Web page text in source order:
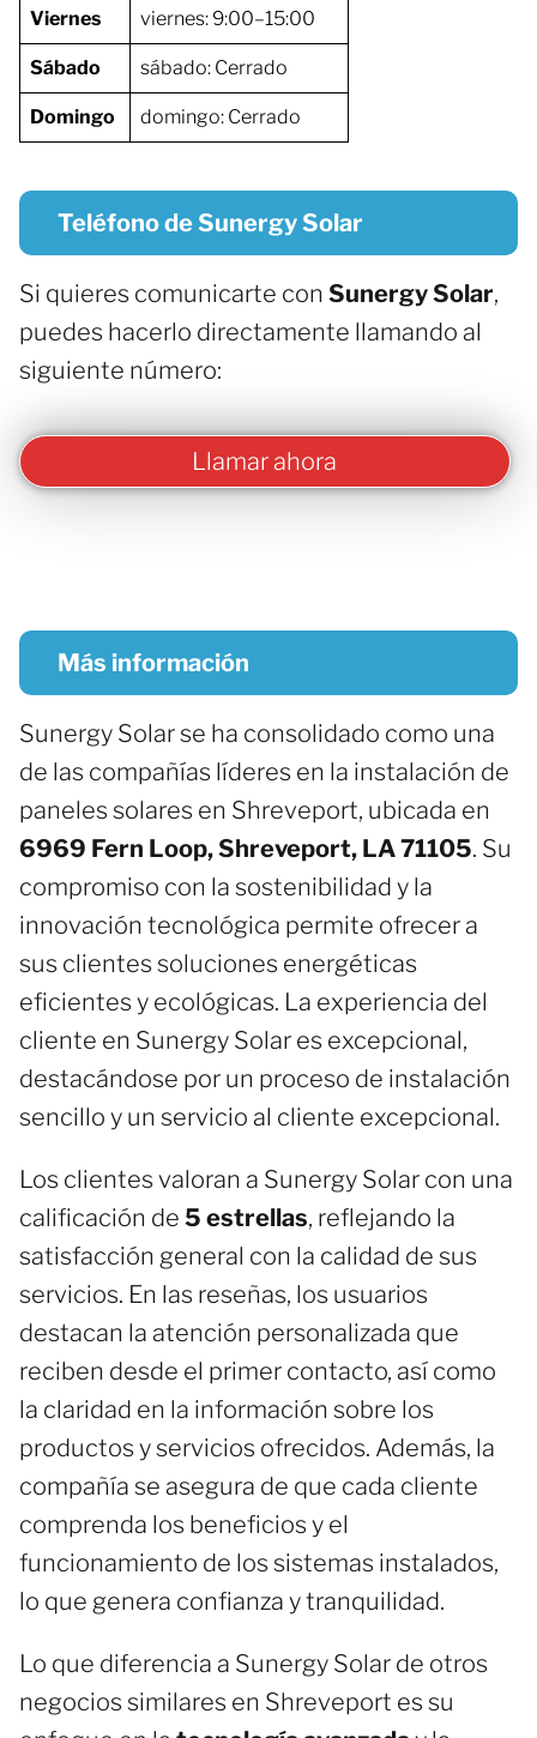
Viernes viernes: 9:00–15:00
Sábado sábado: Cerrado
Domingo domingo: Cerrado
Teléfono de Sunergy Solar
Si quieres comunicarte con Sunergy Solar,
puedes hacerlo directamente llamando al
siguiente número:
Llamar ahora
Más información
Sunergy Solar se ha consolidado como una
de las compañías líderes en la instalación de
paneles solares en Shreveport, ubicada en
6969 Fern Loop, Shreveport, LA 71105. Su
compromiso con la sostenibilidad y la
innovación tecnológica permite ofrecer a
sus clientes soluciones energéticas
eficientes y ecológicas. La experiencia del
cliente en Sunergy Solar es excepcional,
destacándose por un proceso de instalación
sencillo y un servicio al cliente excepcional.
Los clientes valoran a Sunergy Solar con una
calificación de 5 estrellas, reflejando la
satisfacción general con la calidad de sus
servicios. En las reseñas, los usuarios
destacan la atención personalizada que
reciben desde el primer contacto, así como
la claridad en la información sobre los
productos y servicios ofrecidos. Además, la
compañía se asegura de que cada cliente
comprenda los beneficios y el
funcionamiento de los sistemas instalados,
lo que genera confianza y tranquilidad.
Lo que diferencia a Sunergy Solar de otros
negocios similares en Shreveport es su